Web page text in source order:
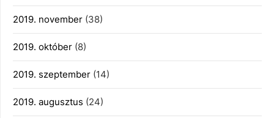
2019. november (38)
2019. október (8)
2019. szeptember (14)
2019. augusztus (24)